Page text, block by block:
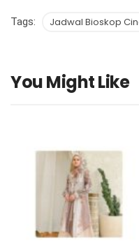
Tags: Jadwal Bioskop
You Might Like